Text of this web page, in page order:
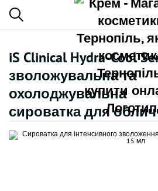
iS Clinical Hydra-Cool
зволожувальна та
охолоджувальна
сироватка для